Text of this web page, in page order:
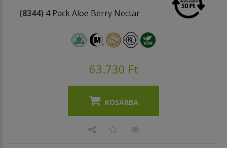
(8344) 4 Pack Aloe Berry Nectar
63.730 Ft
KOSÁRBA